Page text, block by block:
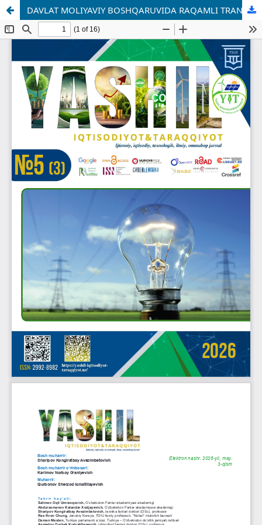
DAVLAT MOLIYAVIY BOSHQARUVIDA RAQAMLI TRANSFORMATSIYA: SUN’IY INTELLEKT VA BLOKCHEYN TEXNOLOGIYALARINING QO‘LLANILISHI.